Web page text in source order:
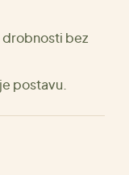
bez
postavu.